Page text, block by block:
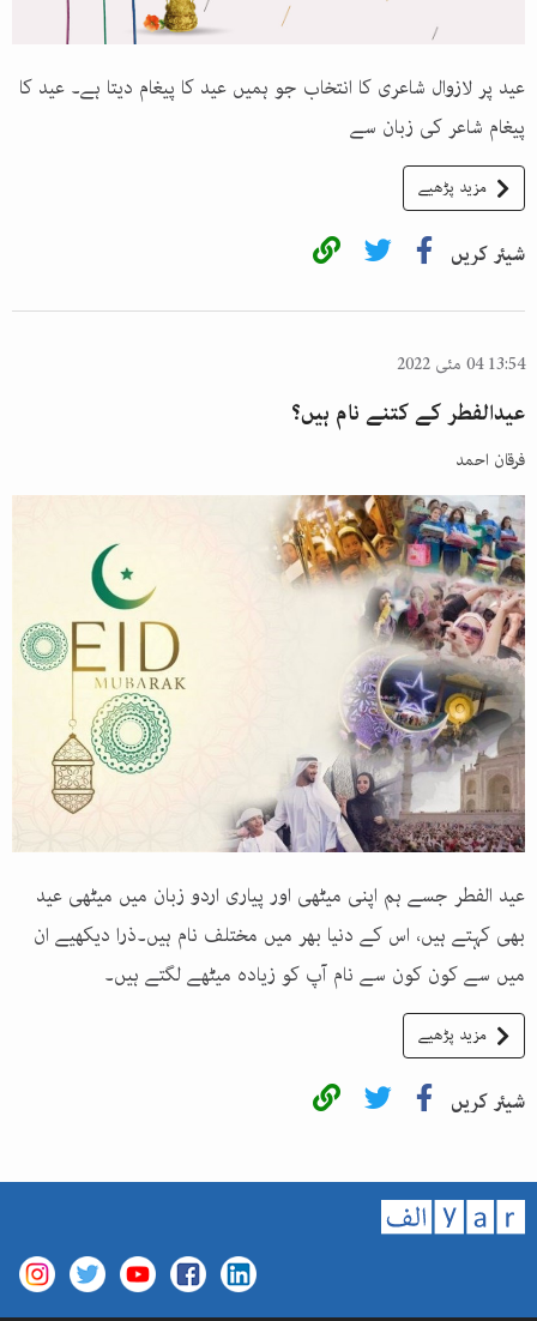
عید پر لازوال شاعری کا انتخاب جو ہمیں عید کا پیغام دیتا ہے۔ عید کا
پیغام شاعر کی زبان سے
مزید پڑھیے
شیئر کریں
13:54 04 مئی 2022
عیدالفطر کے کتنے نام ہیں؟
فرقان احمد
عید الفطر جسے ہم اپنی میٹھی اور پیاری اردو زبان میں میٹھی عید
بھی کہتے ہیں، اس کے دنیا بھر میں مختلف نام ہیں۔ذرا دیکھیے ان
میں سے کون کون سے نام آپ کو زیادہ میٹھے لگتے ہیں۔
مزید پڑھیے
شیئر کریں